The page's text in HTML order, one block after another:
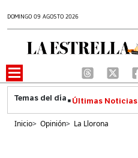
DOMINGO 09 AGOSTO 2026
Últimas Noticias
Inicio> Opinión> La Llorona